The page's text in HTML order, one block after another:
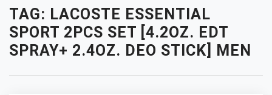
TAG: LACOSTE ESSENTIAL
SPORT 2PCS SET [4.2OZ. EDT
SPRAY+ 2.4OZ. DEO STICK] MEN